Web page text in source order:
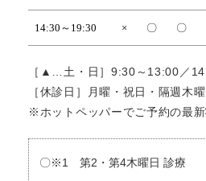
〇※1 第2・第4木曜日 診療
［▲…土・日］9:30～13:00／
［休診日］月曜・祝日・隔週木
※ホットペッパーでご予約の最